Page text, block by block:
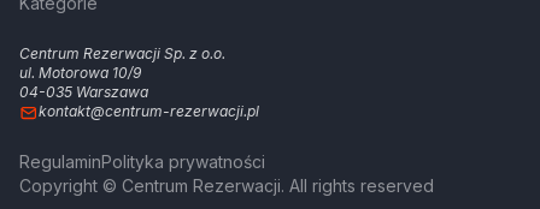
Centrum Rezerwacji Sp. z o.o.
ul. Motorowa 10/9
04-035 Warszawa
kontakt@centrum-rezerwacji.pl
Copyright © Centrum Rezerwacji. All rights reserved
RegulaminPolityka prywatności